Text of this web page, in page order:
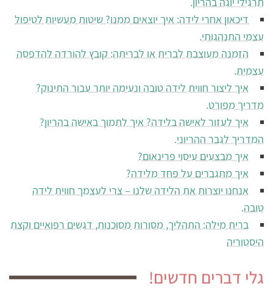
דיכאון אחרי לידה: איך יוצאים ממנו? שיטות מעשיות לטיפול
עצמי התנהגותי.
הזמנה מעוצבת לברית או לבריתה: קובץ להורדה להדפסה
עצמית.
איך ליצור חווית לידה טובה ונעימה יותר עבור התינוק?
מדריך מפורט.
איך לעזור לאישה בלידה? איך לתמוך באישה בהריון?
המדריך לגבר ההריוני.
איך מבצעים עיסוי פרינאום?
איך מתגברים על פחד מלידה?
אנחנו יוצרות את הלידה שלנו – צרי לעצמך חווית לידה
טובה.
ברית מילה: התהליך, מסורות מסוכנות, דגשים רפואיים וקצת
היסטוריה
גלי דברים חדשים!